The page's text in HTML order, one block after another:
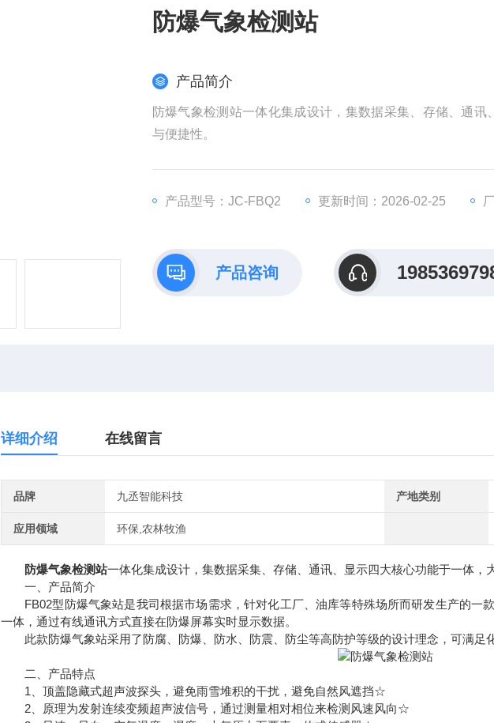
防爆气象检测站
产品简介
防爆气象检测站一体化集成设计，集数据采集、存储、通
与便捷性。
产品型号：JC-FBQ2 更新时间：2026-02-25
产品咨询
详细介绍 在线留言
品牌 九丞智能科技 产地类别
应用领域 环保,农林牧渔
防爆气象检测站一体化集成设计，集数据采集、存储、通讯、显示四大核心功能于一体，
一、产品简介
FB02型防爆气象站是我司根据市场需求，针对化工厂、油库等特殊场所而研发生产的一
一体，通过有线通讯方式直接在防爆屏幕实时显示数据。
此款防爆气象站采用了防腐、防爆、防水、防震、防尘等高防护等级的设计理念，可满足
二、产品特点
1、顶盖隐藏式超声波探头，避免雨雪堆积的干扰，避免自然风遮挡☆
2、原理为发射连续变频超声波信号，通过测量相对相位来检测风速风向☆